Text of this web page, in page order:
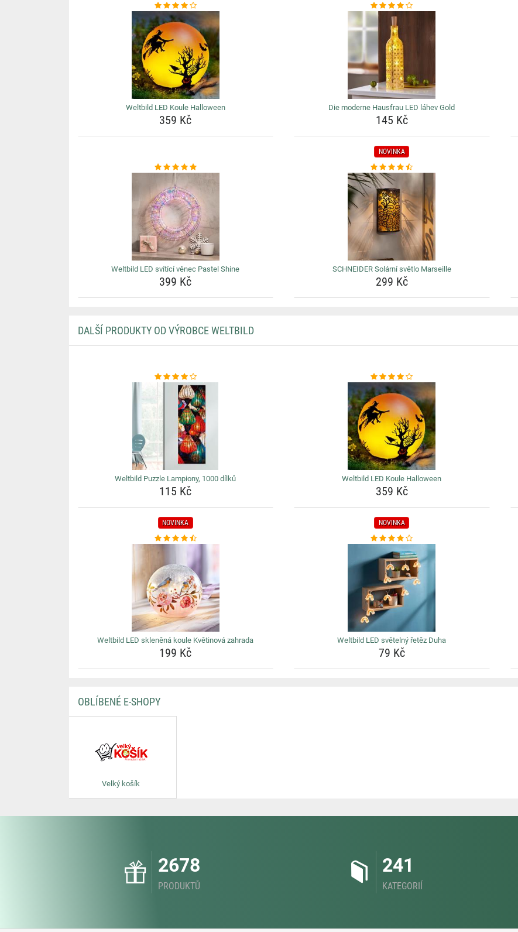
Weltbild LED Koule Halloween
359 Kč
Die moderne Hausfrau LED láhev Gold
145 Kč
Weltbild LED svítící věnec Pastel Shine
399 Kč
NOVINKA
SCHNEIDER Solární světlo Marseille
299 Kč
DALŠÍ PRODUKTY OD VÝROBCE WELTBILD
Weltbild Puzzle Lampiony, 1000 dílků
115 Kč
Weltbild LED Koule Halloween
359 Kč
NOVINKA
Weltbild LED skleněná koule Květinová zahrada
199 Kč
NOVINKA
Weltbild LED světelný řetěz Duha
79 Kč
OBLÍBENÉ E-SHOPY
Velký košík
2678
PRODUKTŮ
241
KATEGORIÍ